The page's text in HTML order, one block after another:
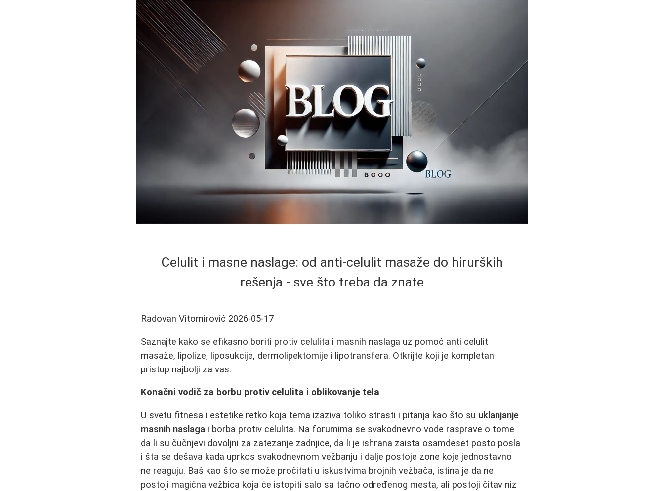
Celulit i masne naslage: od anti-celulit masaže do hirurških
rešenja - sve što treba da znate
Radovan Vitomirović 2026-05-17
Saznajte kako se efikasno boriti protiv celulita i masnih naslaga uz pomoć anti celulit
masaže, lipolize, liposukcije, dermolipektomije i lipotransfera. Otkrijte koji je kompletan
pristup najbolji za vas.
Konačni vodič za borbu protiv celulita i oblikovanje tela
U svetu fitnesa i estetike retko koja tema izaziva toliko strasti i pitanja kao što su uklanjanje
masnih naslaga i borba protiv celulita. Na forumima se svakodnevno vode rasprave o tome
da li su čučnjevi dovoljni za zatezanje zadnjice, da li je ishrana zaista osamdeset posto posla
i šta se dešava kada uprkos svakodnevnom vežbanju i dalje postoje zone koje jednostavno
ne reaguju. Baš kao što se može pročitati u iskustvima brojnih vežbača, istina je da ne
postoji magična vežbica koja će istopiti salo sa tačno određenog mesta, ali postoji čitav niz